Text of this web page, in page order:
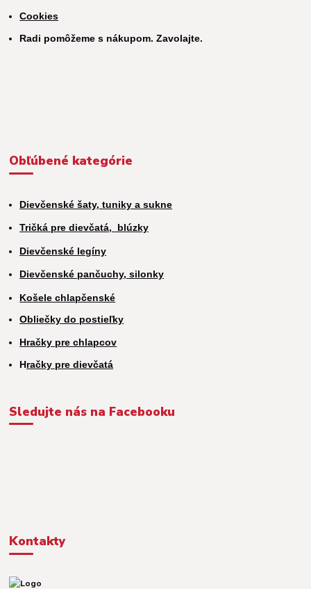
Cookies
Radi pomôžeme s nákupom. Zavolajte.
Obľúbené kategórie
Dievčenské šaty, tuniky a sukne
Tričká pre dievčatá, blúzky
Dievčenské legíny
Dievčenské pančuchy, silonky
Košele chlapčenské
Obliečky do postieľky
Hračky pre chlapcov
Hračky pre dievčatá
Sledujte nás na Facebooku
Kontakty